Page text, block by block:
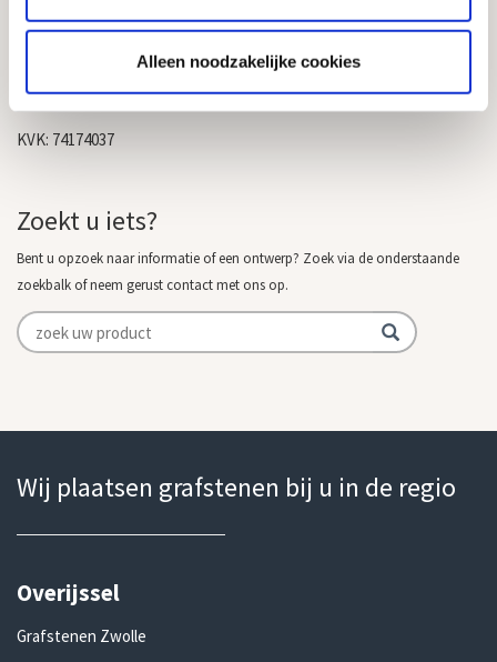
Alleen noodzakelijke cookies
Goedkope Grafstenen
info@goedkope-grafstenen.nl
085 - 081 00 69
KVK: 74174037
Zoekt u iets?
Bent u opzoek naar informatie of een ontwerp? Zoek via de onderstaande
zoekbalk of neem gerust contact met ons op.
Wij plaatsen grafstenen bij u in de regio
Overijssel
Grafstenen Zwolle